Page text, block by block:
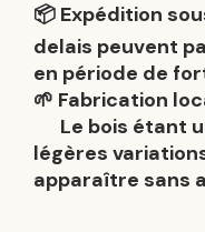
📦 Expédition
delais peuvent
en période de
🌱 Fabrication
Le bois étant
légères
apparaître sans